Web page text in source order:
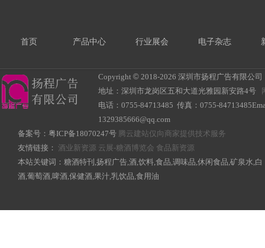
首页 产品中心 行业展会 电子杂志
Copyright © 2018-2026 深圳市扬程广告有限公
地址：深圳市龙岗区五和大道光雅园新安路4号
电话：0755-84713485 传真：0755-
1329385666@qq.com
备案号： 粤ICP备18070247号 腾云建站仅向商家提供技术服务
友情链接： 酒业新资源 云展-糖酒博览会 食品新资源
本站关键词：糖酒特刊,扬程广告,酒,饮料,食品,调味品,休闲食品,矿泉水,白
酒,葡萄酒,啤酒,保健酒,果汁,乳饮品,食用油